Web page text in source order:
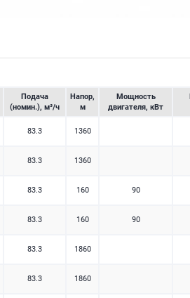
Подача
(номин.), м³/ч
Напор,
м
Мощность
двигателя, кВт
83.3 1360
83.3 1360
83.3 160 90
83.3 160 90
83.3 1860
83.3 1860